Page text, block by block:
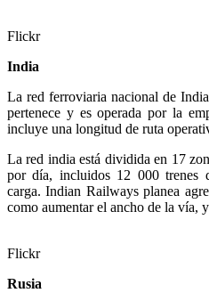
Flickr
India
La red ferroviaria nacional de
pertenece y es operada por la
incluye una longitud de ruta
La red india está dividida en 17
por día, incluidos 12 000 trenes
carga. Indian Railways planea
como aumentar el ancho de la vía,
Flickr
Rusia